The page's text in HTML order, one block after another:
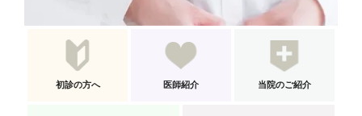
初診の方へ 医師紹介 当院のご紹介